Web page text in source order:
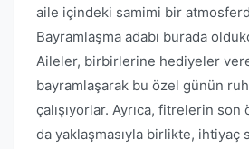
aile içindeki samimi bir
Bayramlaşma adabı burada
Aileler, birbirlerine hediyeler
bayramlaşarak bu özel günün
çalışıyorlar. Ayrıca, fitrelerin son
da yaklaşmasıyla birlikte, ihtiyaç